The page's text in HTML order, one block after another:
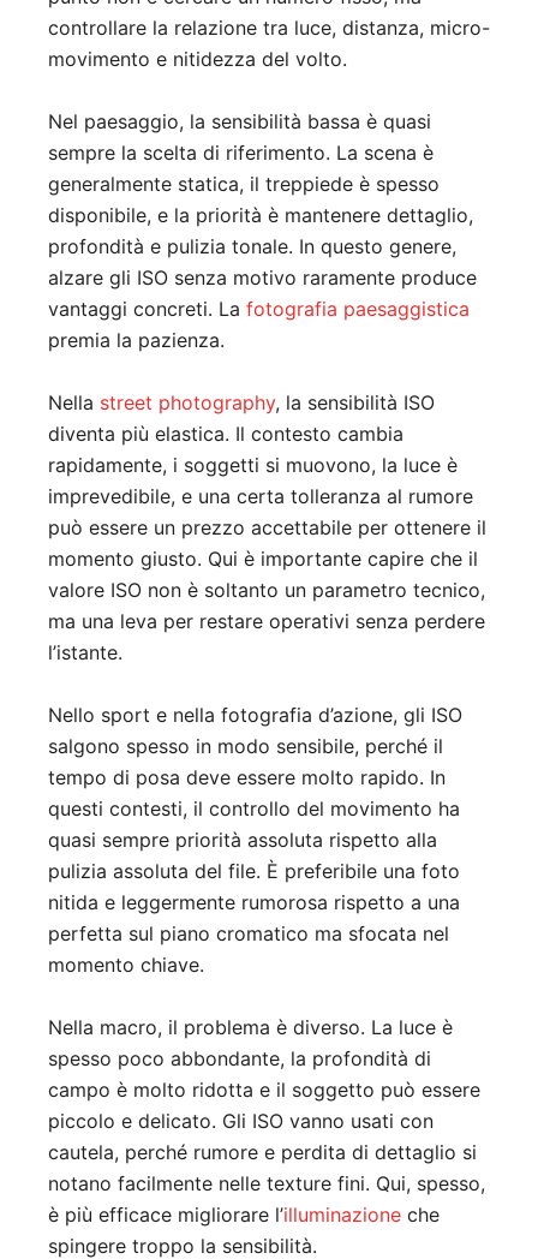
controllare la relazione tra luce, distanza, micro-
movimento e nitidezza del volto.
Nel paesaggio, la sensibilità bassa è quasi
sempre la scelta di riferimento. La scena è
generalmente statica, il treppiede è spesso
disponibile, e la priorità è mantenere dettaglio,
profondità e pulizia tonale. In questo genere,
alzare gli ISO senza motivo raramente produce
vantaggi concreti. La fotografia paesaggistica
premia la pazienza.
Nella street photography, la sensibilità ISO
diventa più elastica. Il contesto cambia
rapidamente, i soggetti si muovono, la luce è
imprevedibile, e una certa tolleranza al rumore
può essere un prezzo accettabile per ottenere il
momento giusto. Qui è importante capire che il
valore ISO non è soltanto un parametro tecnico,
ma una leva per restare operativi senza perdere
l’istante.
Nello sport e nella fotografia d’azione, gli ISO
salgono spesso in modo sensibile, perché il
tempo di posa deve essere molto rapido. In
questi contesti, il controllo del movimento ha
quasi sempre priorità assoluta rispetto alla
pulizia assoluta del file. È preferibile una foto
nitida e leggermente rumorosa rispetto a una
perfetta sul piano cromatico ma sfocata nel
momento chiave.
Nella macro, il problema è diverso. La luce è
spesso poco abbondante, la profondità di
campo è molto ridotta e il soggetto può essere
piccolo e delicato. Gli ISO vanno usati con
cautela, perché rumore e perdita di dettaglio si
notano facilmente nelle texture fini. Qui, spesso,
è più efficace migliorare l’illuminazione che
spingere troppo la sensibilità.